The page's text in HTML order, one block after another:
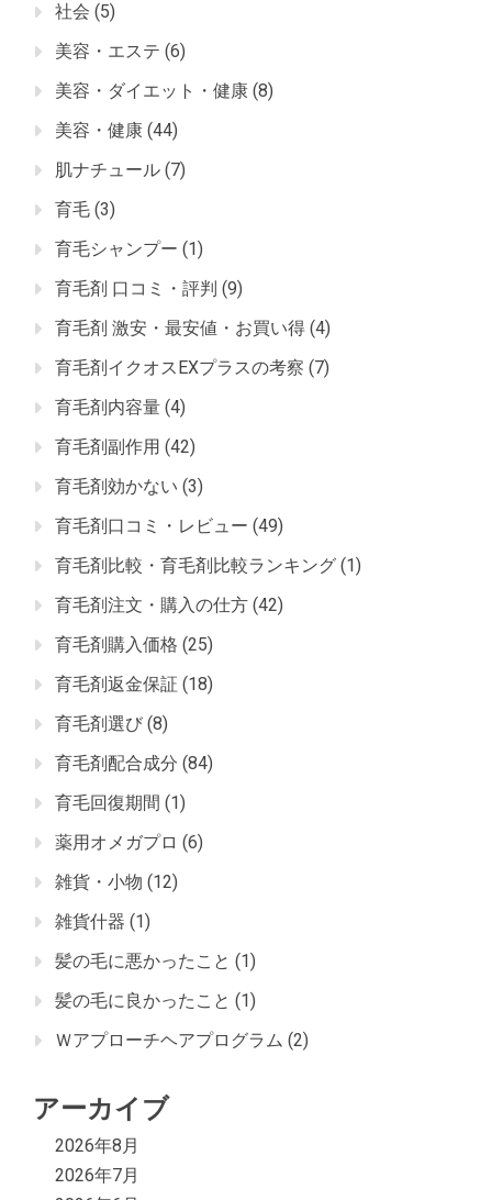
社会 (5)
美容・エステ (6)
美容・ダイエット・健康 (8)
美容・健康 (44)
肌ナチュール (7)
育毛 (3)
育毛シャンプー (1)
育毛剤 口コミ・評判 (9)
育毛剤 激安・最安値・お買い得 (4)
育毛剤イクオスEXプラスの考察 (7)
育毛剤内容量 (4)
育毛剤副作用 (42)
育毛剤効かない (3)
育毛剤口コミ・レビュー (49)
育毛剤比較・育毛剤比較ランキング (1)
育毛剤注文・購入の仕方 (42)
育毛剤購入価格 (25)
育毛剤返金保証 (18)
育毛剤選び (8)
育毛剤配合成分 (84)
育毛回復期間 (1)
薬用オメガプロ (6)
雑貨・小物 (12)
雑貨什器 (1)
髪の毛に悪かったこと (1)
髪の毛に良かったこと (1)
Ｗアプローチヘアプログラム (2)
アーカイブ
2026年8月
2026年7月